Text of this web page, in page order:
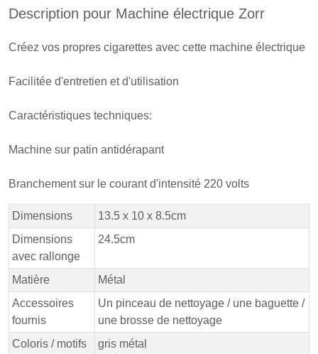
Description pour Machine électrique Zorr
Créez vos propres cigarettes avec cette machine électrique
Facilitée d'entretien et d'utilisation
Caractéristiques techniques:
Machine sur patin antidérapant
Branchement sur le courant d'intensité 220 volts
Dimensions
13.5 x 10 x 8.5cm
Dimensions
avec rallonge
24.5cm
Matière
Métal
Accessoires
fournis
Un pinceau de nettoyage / une baguette /
une brosse de nettoyage
Coloris / motifs
gris métal